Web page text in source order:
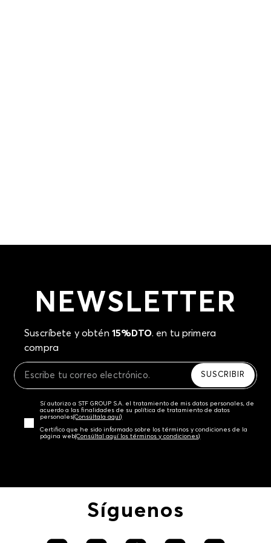
NEWSLETTER
Suscríbete y obtén 15%DTO. en tu primera
compra
SUSCRIBIR
Sí autorizo a STF GROUP S.A. el tratamiento de mis datos personales, de
acuerdo a las finalidades de su política de tratamiento de datos
personales‎(Consúltala aquí)
Certifico que he sido informado sobre los términos y condiciones de la
página web‎(Consúltal aquí los términos y condiciones)
Síguenos